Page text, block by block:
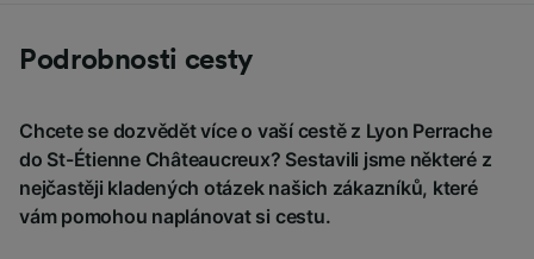
Podrobnosti cesty
Chcete se dozvědět více o vaší cestě z Lyon Perrache
do St-Étienne Châteaucreux? Sestavili jsme některé z
nejčastěji kladených otázek našich zákazníků, které
vám pomohou naplánovat si cestu.